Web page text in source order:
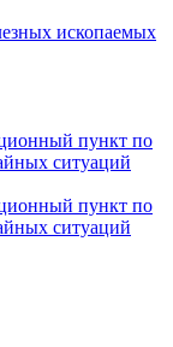
ископаемых
пункт по
ситуаций
пункт по
ситуаций